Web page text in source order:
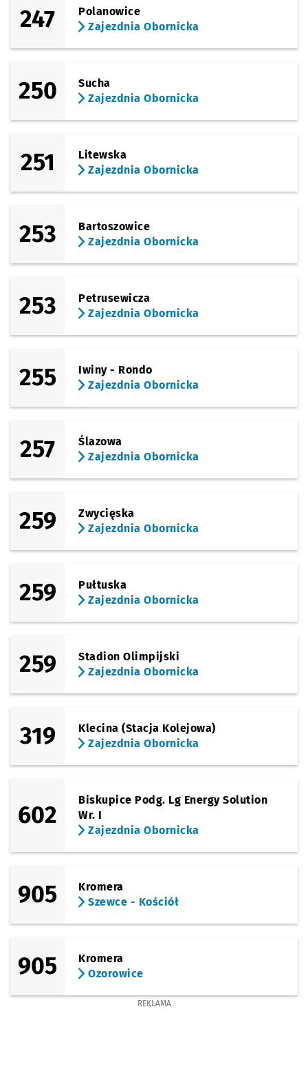
247
Polanowice
Zajezdnia Obornicka
250
Sucha
Zajezdnia Obornicka
251
Litewska
Zajezdnia Obornicka
253
Bartoszowice
Zajezdnia Obornicka
253
Petrusewicza
Zajezdnia Obornicka
255
Iwiny - Rondo
Zajezdnia Obornicka
257
Ślazowa
Zajezdnia Obornicka
259
Zwycięska
Zajezdnia Obornicka
259
Pułtuska
Zajezdnia Obornicka
259
Stadion Olimpijski
Zajezdnia Obornicka
319
Klecina (Stacja Kolejowa)
Zajezdnia Obornicka
602
Biskupice Podg. Lg Energy Solution
Wr. I
Zajezdnia Obornicka
905
Kromera
Szewce - Kościół
905
Kromera
Ozorowice
REKLAMA